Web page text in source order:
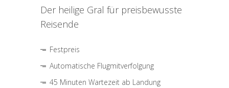
Der heilige Gral für preisbewusste
Reisende
Festpreis
Automatische Flugmitverfolgung
45 Minuten Wartezeit ab Landung